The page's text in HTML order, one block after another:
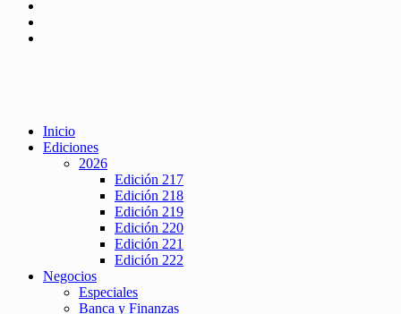
Inicio
Ediciones
2026
Edición 217
Edición 218
Edición 219
Edición 220
Edición 221
Edición 222
Negocios
Especiales
Banca y Finanzas